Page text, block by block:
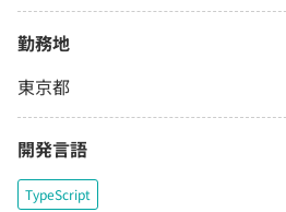
勤務地
東京都
開発言語
TypeScript